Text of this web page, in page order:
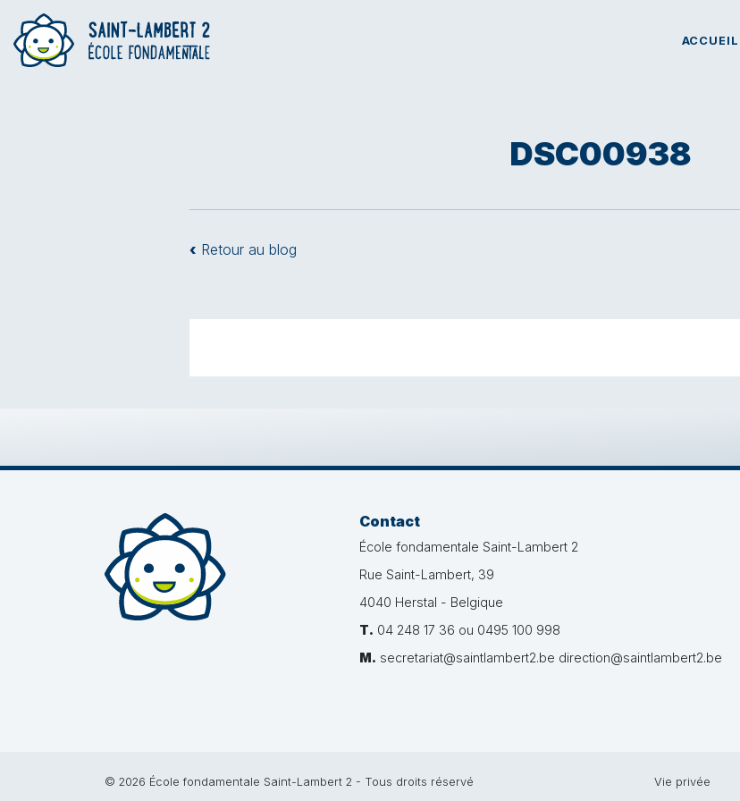
ACCUEIL
DSC00938
‹ Retour au blog
Contact
École fondamentale Saint-Lambert 2
Rue Saint-Lambert, 39
4040 Herstal - Belgique
T. 04 248 17 36 ou 0495 100 998
M. secretariat@saintlambert2.be direction@saintlambert2.be
© 2026 École fondamentale Saint-Lambert 2 - Tous droits réservé Vie privée